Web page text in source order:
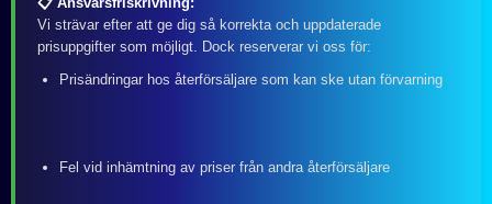
Vi strävar efter att ge dig så korrekta och uppdaterade
prisuppgifter som möjligt. Dock reserverar vi oss för:
Prisändringar hos återförsäljare som kan ske utan förvarning
Fel vid inhämtning av priser från andra återförsäljare